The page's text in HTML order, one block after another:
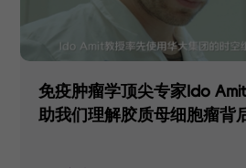
免疫肿瘤学顶尖专家Ido
助我们理解胶质母细胞瘤背